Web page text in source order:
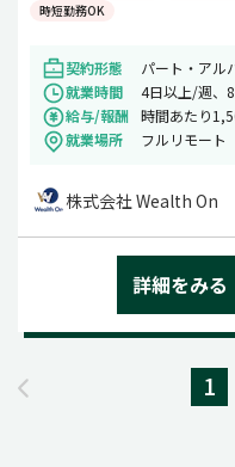
時短勤務OK
契約形態
パート・アル
就業時間
4日以上/週、
給与/報酬 時間あたり
就業場所
フルリモート
株式会社 Wealth On
詳細をみる
1